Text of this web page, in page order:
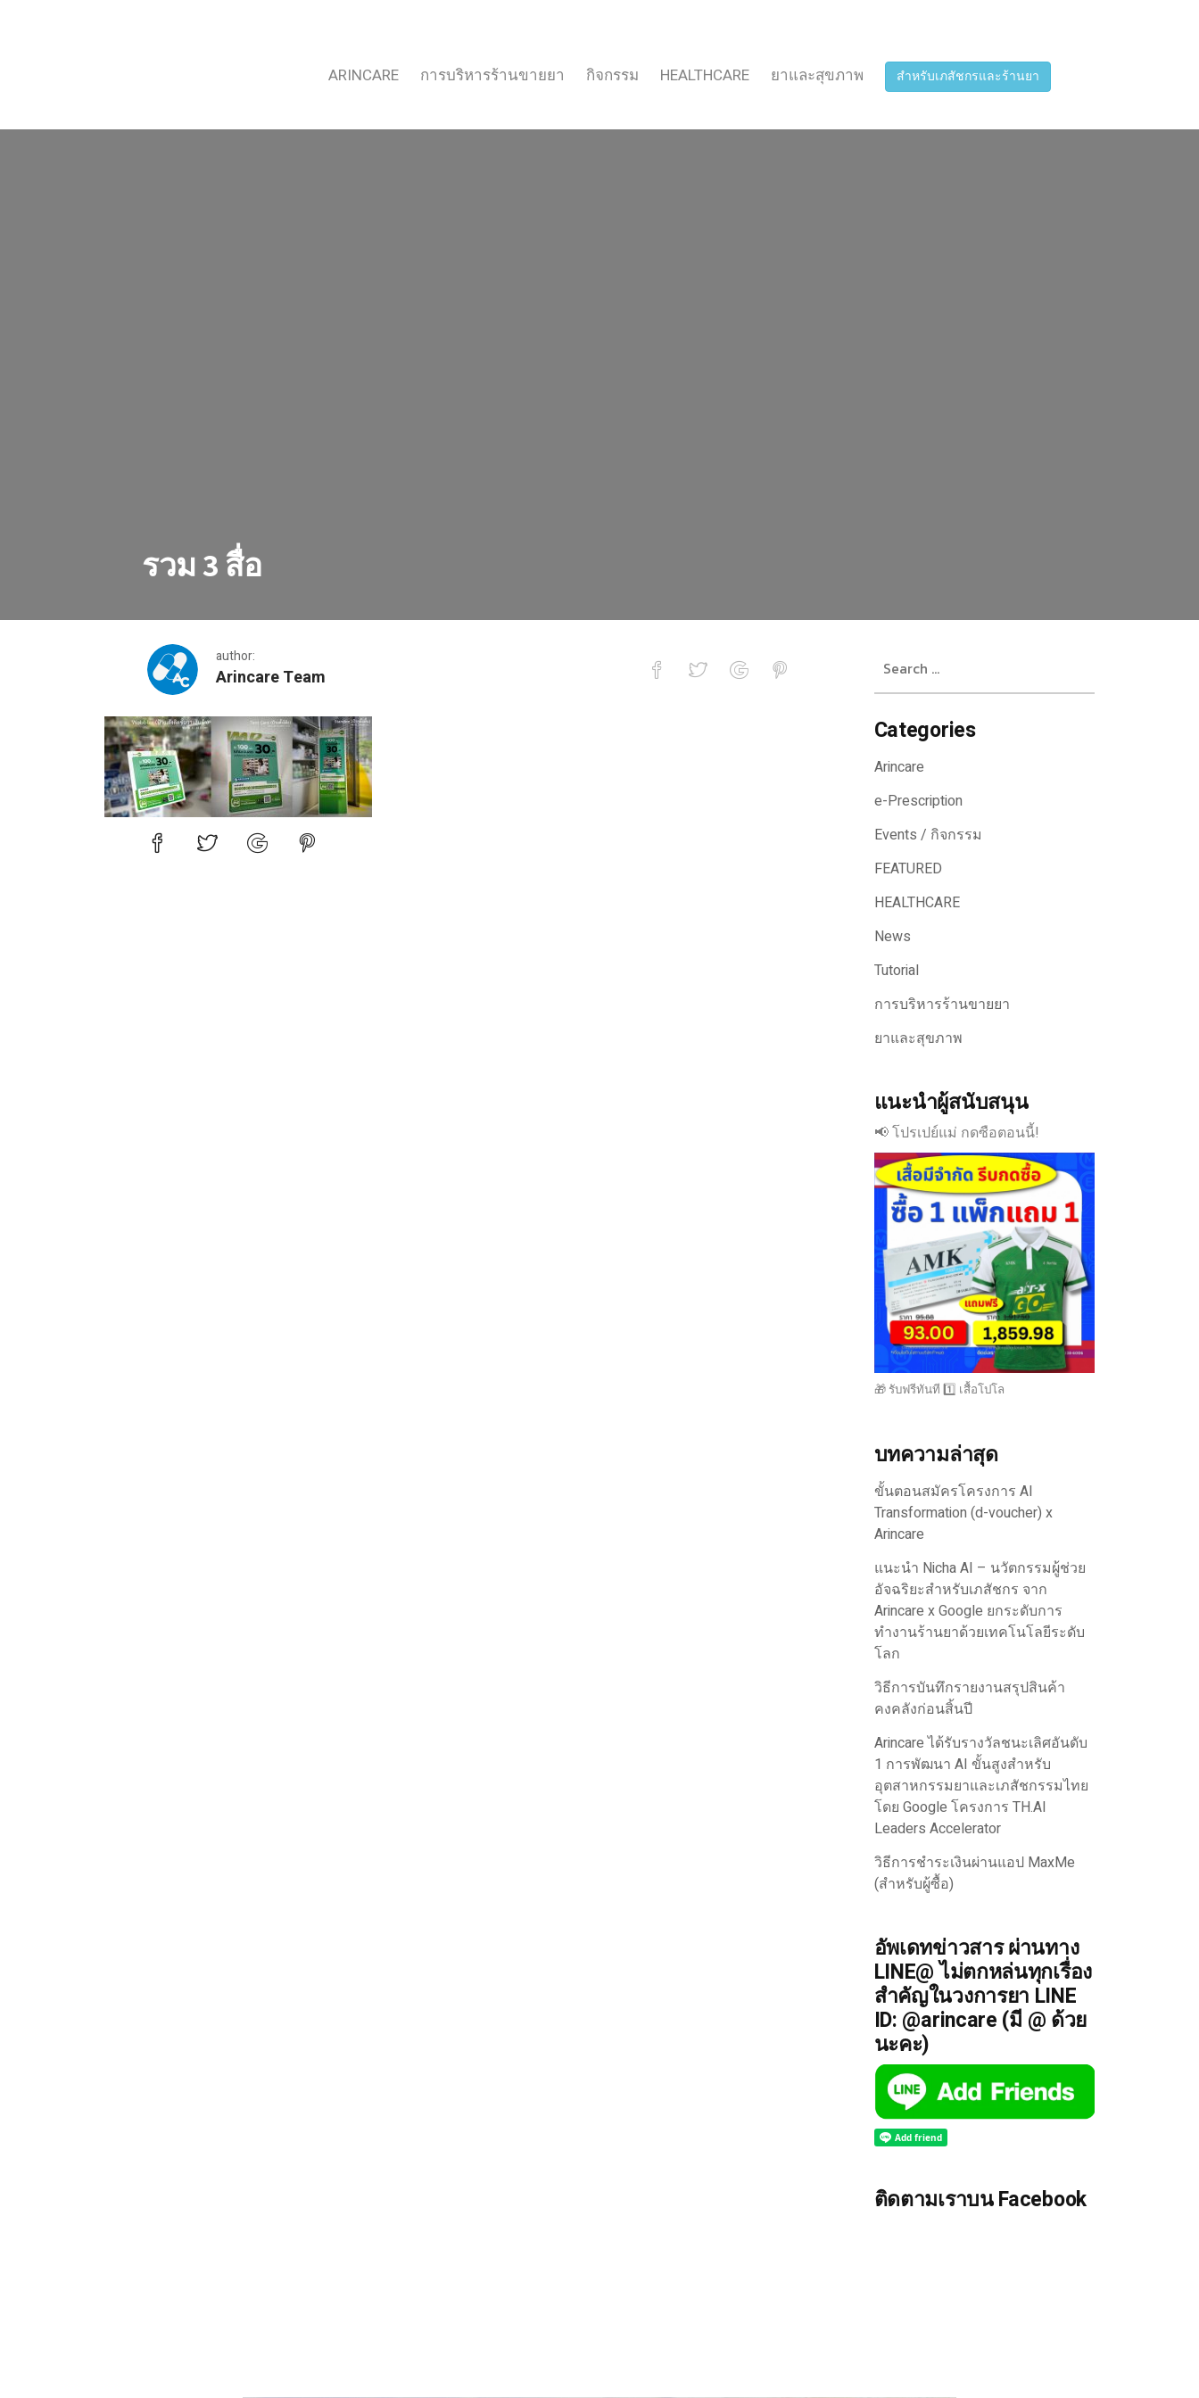
ARINCARE การบริหารร้านขายยา กิจกรรม HEALTHCARE ยาและสุขภาพ สำหรับเภสัชกรและร้านยา
รวม 3 สื่อ
author:
Arincare Team
รวม 3 สื่อ
for:
Categories
Arincare
e-Prescription
Events / กิจกรรม
FEATURED
HEALTHCARE
News
Tutorial
การบริหารร้านขายยา
ยาและสุขภาพ
แนะนำผู้สนับสนุน
📢 โปรเปย์แม่ กดซือตอนนี้!
🎁 รับฟรีทันที 1️⃣ เสื้อโปโล
บทความล่าสุด
ขั้นตอนสมัครโครงการ AI
Transformation (d-voucher) x
Arincare
แนะนำ Nicha AI – นวัตกรรมผู้ช่วย
อัจฉริยะสำหรับเภสัชกร จาก
Arincare x Google ยกระดับการ
ทำงานร้านยาด้วยเทคโนโลยีระดับ
โลก
วิธีการบันทึกรายงานสรุปสินค้า
คงคลังก่อนสิ้นปี
Arincare ได้รับรางวัลชนะเลิศอันดับ
1 การพัฒนา AI ขั้นสูงสำหรับ
อุตสาหกรรมยาและเภสัชกรรมไทย
โดย Google โครงการ TH.AI
Leaders Accelerator
วิธีการชำระเงินผ่านแอป MaxMe
(สำหรับผู้ซื้อ)
อัพเดทข่าวสาร ผ่านทาง
LINE@ ไม่ตกหล่นทุกเรื่อง
สำคัญในวงการยา LINE
ID: @arincare (มี @ ด้วย
นะคะ)
ติดตามเราบน Facebook